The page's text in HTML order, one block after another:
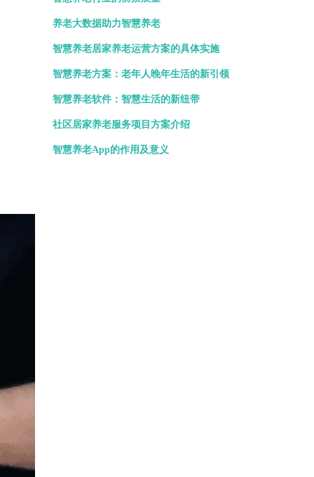
养老大数据助力智慧养老
智慧养老居家养老运营方案的具体实施
智慧养老方案：老年人晚年生活的新引领
智慧养老软件：智慧生活的新纽带
社区居家养老服务项目方案介绍
智慧养老App的作用及意义